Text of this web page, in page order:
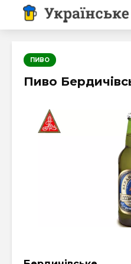
ПИВО
Пиво